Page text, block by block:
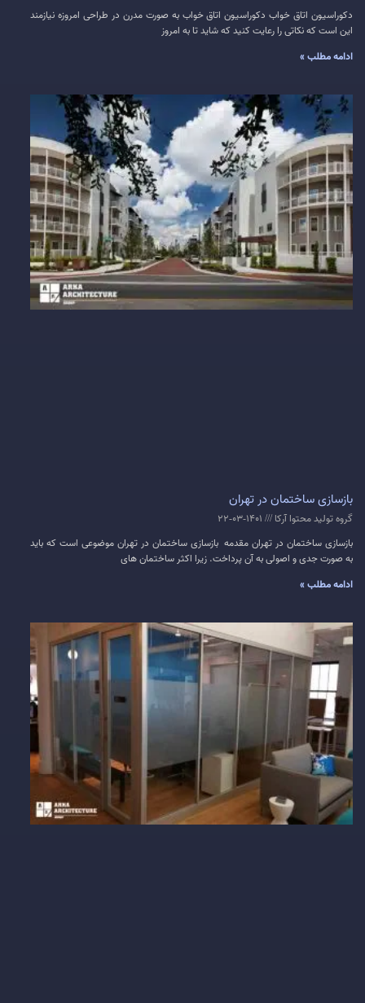
دکوراسیون اتاق خواب دکوراسیون اتاق خواب به صورت مدرن در طراحی امروزه نیازمند
این است که نکاتی را رعایت کنید که شاید تا به امروز
ادامه مطلب »
بازسازی ساختمان در تهران
گروه تولید محتوا آرکا
بازسازی ساختمان در تهران مقدمه بازسازی ساختمان در تهران موضوعی است که باید
به صورت جدی و اصولی به آن پرداخت. زیرا اکثر ساختمان های
ادامه مطلب »